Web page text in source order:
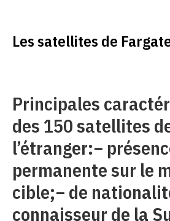
Les satellites de
Principales
des 150 satellites
l’étranger:−
permanente sur le
cible;− de
connaisseur de la